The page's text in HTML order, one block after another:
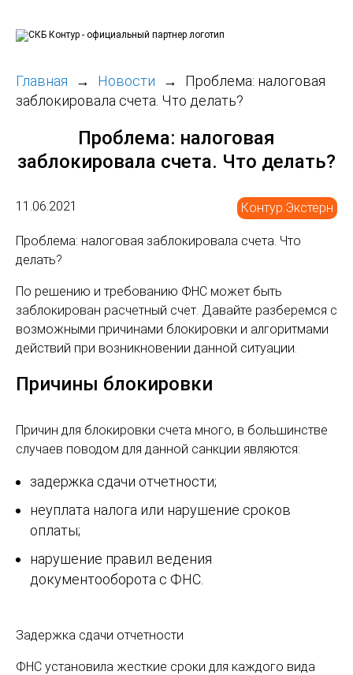
Главная Новости
Проблема: налоговая
заблокировала счета. Что делать?
Проблема: налоговая
заблокировала счета. Что делать?
11.06.2021 Контур.Экстерн
Проблема: налоговая заблокировала счета. Что
делать?
По решению и требованию ФНС может быть
заблокирован расчетный счет. Давайте разберемся с
возможными причинами блокировки и алгоритмами
действий при возникновении данной ситуации.
Причины блокировки
Причин для блокировки счета много, в большинстве
случаев поводом для данной санкции являются:
задержка сдачи отчетности;
неуплата налога или нарушение сроков
оплаты;
нарушение правил ведения
документооборота с ФНС.
Задержка сдачи отчетности
ФНС установила жесткие сроки для каждого вида